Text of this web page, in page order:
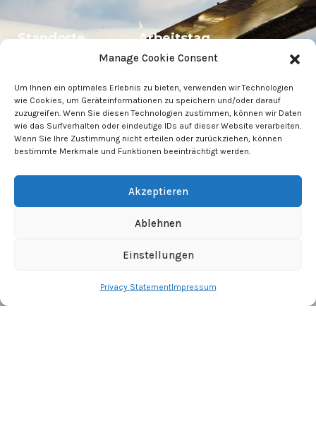
Manage Cookie Consent
Um Ihnen ein optimales Erlebnis zu bieten, verwenden wir Technologien
wie Cookies, um Geräteinformationen zu speichern und/oder darauf
zuzugreifen. Wenn Sie diesen Technologien zustimmen, können wir Daten
wie das Surfverhalten oder eindeutige IDs auf dieser Website verarbeiten.
Wenn Sie Ihre Zustimmung nicht erteilen oder zurückziehen, können
bestimmte Merkmale und Funktionen beeinträchtigt werden.
Akzeptieren
Ablehnen
Einstellungen
Privacy StatementImpressum
Standorte
Vösendorf
ÖSTERREICH
Celje SLOWENIEN
Arbeitstag
Dienstag » 08:00 – 17:00
Mittwoch » 08:00 – 17:00
Donnerstag » 08:00 – 17:00
Freitag » 08:00 – 17:00
Designed by HawdDesign –Webdesign Wien